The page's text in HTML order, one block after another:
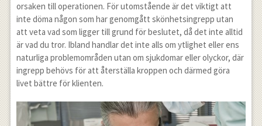
orsaken till operationen. För utomstående är det viktigt att
inte döma någon som har genomgått skönhetsingrepp utan
att veta vad som ligger till grund för beslutet, då det inte alltid
är vad du tror. Ibland handlar det inte alls om ytlighet eller ens
naturliga problemområden utan om sjukdomar eller olyckor, där
ingrepp behövs för att återställa kroppen och därmed göra
livet bättre för klienten.